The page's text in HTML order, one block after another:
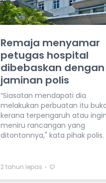
Remaja menyamar
petugas hospital
dibebaskan dengan
jaminan polis
“Siasatan mendapati dia
melakukan perbuatan itu
kerana terpengaruh atau ingin
meniru rancangan yang
ditontonnya," kata pihak polis.
2 tahun lepas ⋅